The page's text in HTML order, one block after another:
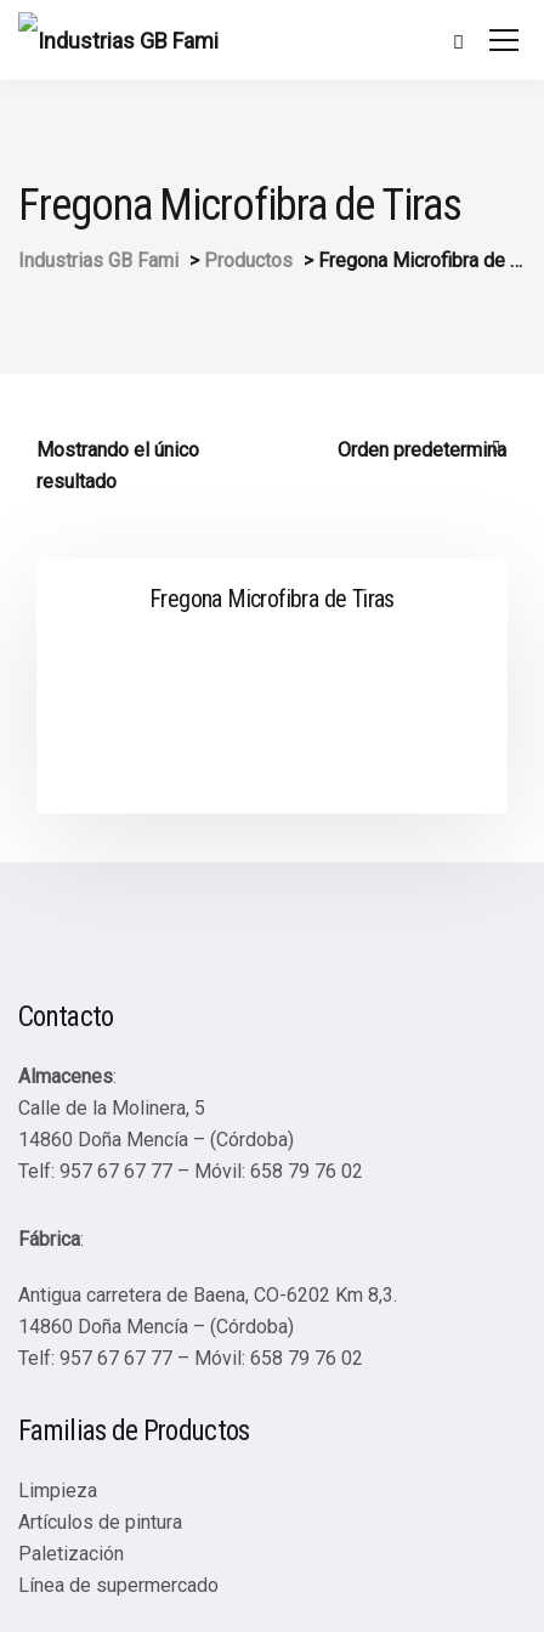
Fregona Microfibra de Tiras
Industrias GB Fami > Productos > Fregona Microfibra de Tiras
Mostrando el único
resultado
Fregona Microfibra de Tiras
Contacto
Almacenes:
Calle de la Molinera, 5
14860 Doña Mencía – (Córdoba)
Telf: 957 67 67 77 – Móvil: 658 79 76 02
Fábrica:
Antigua carretera de Baena, CO-6202 Km 8,3.
14860 Doña Mencía – (Córdoba)
Telf: 957 67 67 77 – Móvil: 658 79 76 02
Familias de Productos
Limpieza
Artículos de pintura
Paletización
Línea de supermercado